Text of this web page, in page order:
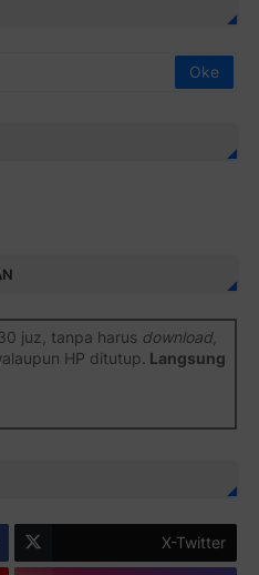
juz, tanpa harus download,
HP ditutup. Langsung
X-Twitter